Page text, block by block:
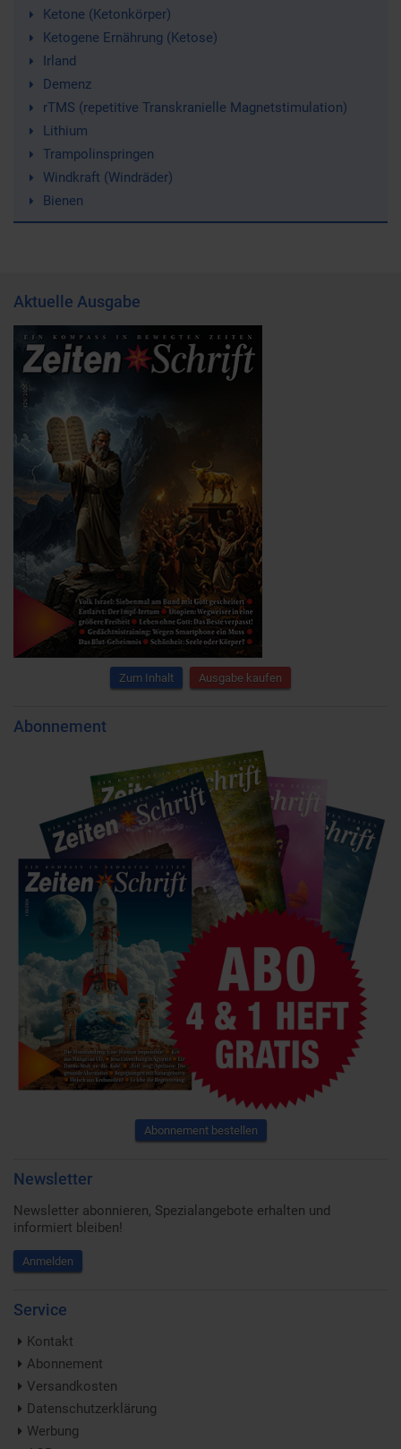
Ketone (Ketonkörper)
Ketogene Ernährung (Ketose)
Irland
Demenz
rTMS (repetitive Transkranielle Magnetstimulation)
Lithium
Trampolinspringen
Windkraft (Windräder)
Bienen
Aktuelle Ausgabe
Zum Inhalt Ausgabe kaufen
Abonnement
Abonnement bestellen
Newsletter
Newsletter abonnieren, Spezialangebote erhalten und
informiert bleiben!
Anmelden
Service
Kontakt
Abonnement
Versandkosten
Datenschutzerklärung
Werbung